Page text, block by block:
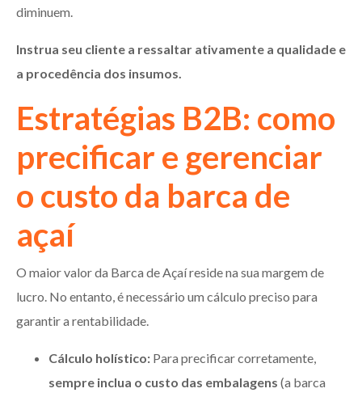
diminuem.
Instrua seu cliente a ressaltar ativamente a qualidade e
a procedência dos insumos.
Estratégias B2B: como
precificar e gerenciar
o custo da barca de
açaí
O maior valor da Barca de Açaí reside na sua margem de
lucro. No entanto, é necessário um cálculo preciso para
garantir a rentabilidade.
Cálculo holístico: Para precificar corretamente,
sempre inclua o custo das embalagens (a barca